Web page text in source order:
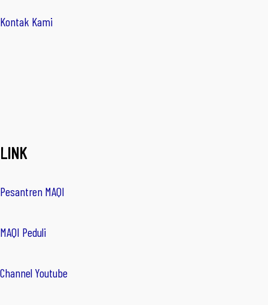
Kontak Kami
LINK
Pesantren MAQI
MAQI Peduli
Channel Youtube